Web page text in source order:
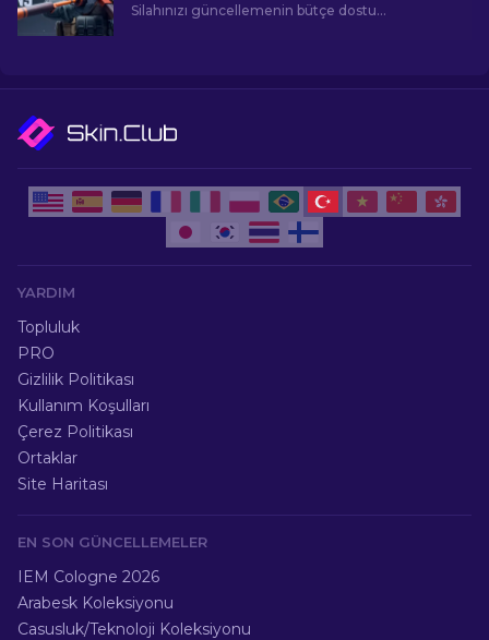
Silahınızı güncellemenin bütçe dostu
YARDIM
Topluluk
PRO
Gizlilik Politikası
Kullanım Koşulları
Çerez Politikası
Ortaklar
Site Haritası
EN SON GÜNCELLEMELER
IEM Cologne 2026
Arabesk Koleksiyonu
Casusluk/Teknoloji Koleksiyonu